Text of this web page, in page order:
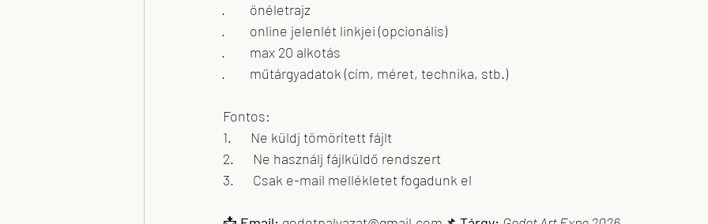
·        önéletrajz
·        online jelenlét linkjei (opcionális)
·        max 20 alkotás
·        műtárgyadatok (cím, méret, technika, stb.)
Fontos:
1.      Ne küldj tömörített fájlt
2.      Ne használj fájlküldő rendszert
3.      Csak e-mail mellékletet fogadunk el